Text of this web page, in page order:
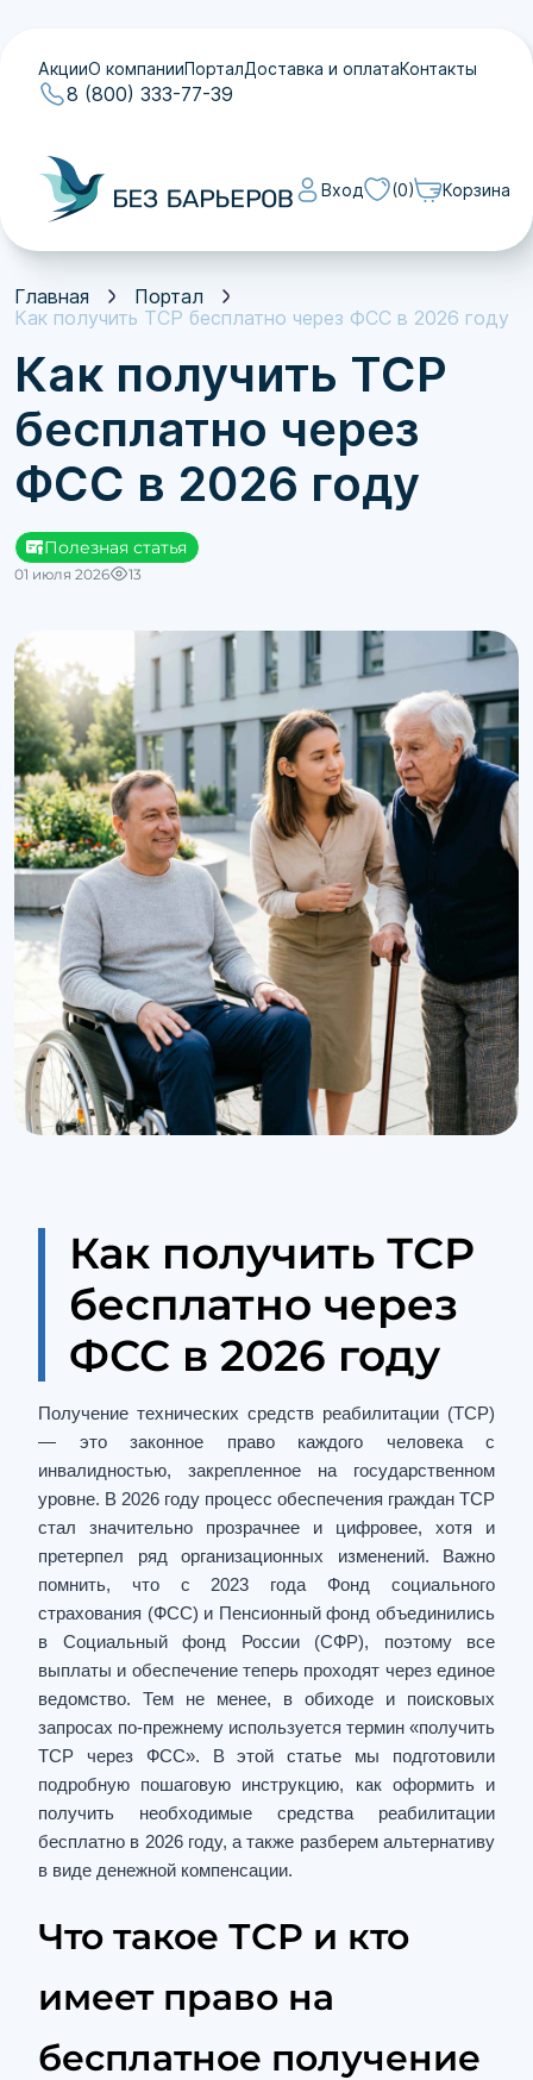
АкцииО компанииПорталДоставка и оплатаКонтакты
8 (800) 333-77-39
Вход (0) Корзина
О компании
Доставка и оплата
Контакты
Главная
Портал
Как получить ТСР бесплатно через ФСС в 2026 году
Как получить ТСР
бесплатно через
ФСС в 2026 году
Полезная статья
01 июля 2026 13
Как получить ТСР
бесплатно через
ФСС в 2026 году
Получение технических средств реабилитации (ТСР)
— это законное право каждого человека с
инвалидностью, закрепленное на государственном
уровне. В 2026 году процесс обеспечения граждан ТСР
стал значительно прозрачнее и цифровее, хотя и
претерпел ряд организационных изменений. Важно
помнить, что с 2023 года Фонд социального
страхования (ФСС) и Пенсионный фонд объединились
в Социальный фонд России (СФР), поэтому все
выплаты и обеспечение теперь проходят через единое
ведомство. Тем не менее, в обиходе и поисковых
запросах по-прежнему используется термин «получить
ТСР через ФСС». В этой статье мы подготовили
подробную пошаговую инструкцию, как оформить и
получить необходимые средства реабилитации
бесплатно в 2026 году, а также разберем альтернативу
в виде денежной компенсации.
Что такое ТСР и кто
имеет право на
бесплатное получение